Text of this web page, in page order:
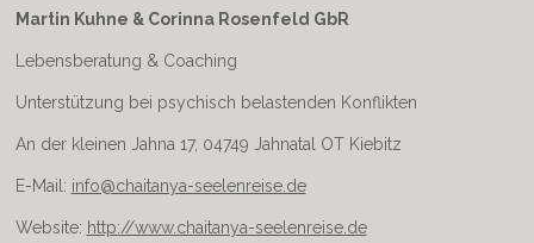
g
m
Martin Kuhne & Corinna Rosenfeld GbR
Lebensberatung & Coaching
Unterstützung bei psychisch belastenden Konflikten
An der kleinen Jahna 17, 04749 Jahnatal OT Kiebitz
E-Mail: info@chaitanya-seelenreise.de
Website: http://www.chaitanya-seelenreise.de